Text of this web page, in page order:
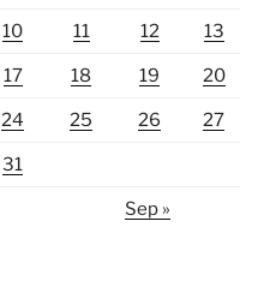
10 11 12 13
17 18 19 20
24 25 26 27
31
Sep »